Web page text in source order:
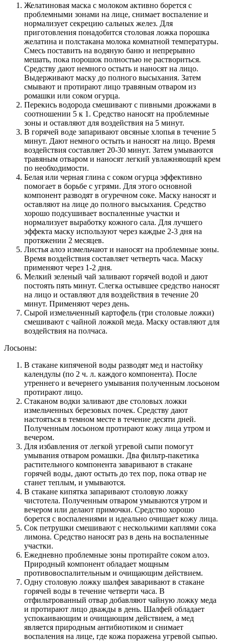
Желатиновая маска с молоком активно борется с
проблемными зонами на лице, снимает воспаление и
нормализует секрецию сальных желез. Для
приготовления понадобится столовая ложка порошка
желатина и полстакана молока комнатной температуры.
Смесь поставить на водяную баню и непрерывно
мешать, пока порошок полностью не раствориться.
Средству дают немного остыть и наносят на лицо.
Выдерживают маску до полного высыхания. Затем
смывают и протирают лицо травяным отваром из
ромашки или соком огурца.
Перекись водорода смешивают с пивными дрожжами в
соотношении 5 к 1. Средство наносят на проблемные
зоны и оставляют для воздействия на 5 минут.
В горячей воде запаривают овсяные хлопья в течение 5
минут. Дают немного остыть и наносят на лицо. Время
воздействия составляет 20-30 минут. Затем умываются
травяным отваром и наносят легкий увлажняющий крем
по необходимости.
Белая или черная глина с соком огурца эффективно
помогает в борьбе с угрями. Для этого основной
компонент разводят в огуречном соке. Маску наносят и
оставляют на лице до полного высыхания. Средство
хорошо подсушивает воспаленные участки и
нормализует выработку кожного сала. Для лучшего
эффекта маску используют через каждые 2-3 дня на
протяжении 2 месяцев.
Листья алоэ измельчают и наносят на проблемные зоны.
Время воздействия составляет четверть часа. Маску
применяют через 1-2 дня.
Мелкий зеленый чай заливают горячей водой и дают
постоять пять минут. Слегка остывшее средство наносят
на лицо и оставляют для воздействия в течение 20
минут. Применяют через день.
Сырой измельченный картофель (три столовые ложки)
смешивают с чайной ложкой меда. Маску оставляют для
воздействия на полчаса.
Лосьоны:
В стакане кипяченой воды разводят мед и настойку
календулы (по 2 ч. л. каждого компонента). После
утреннего и вечернего умывания полученным лосьоном
протирают лицо.
Стаканом водки заливают две столовых ложки
измельченных березовых почек. Средству дают
настояться в темном месте в течение десяти дней.
Полученным лосьоном протирают кожу лица утром и
вечером.
Для избавления от легкой угревой сыпи помогут
умывания отваром ромашки. Два фильтр-пакетика
растительного компонента заваривают в стакане
горячей воды, дают остыть до тех пор, пока отвар не
станет теплым, и умываются.
В стакане кипятка запаривают столовую ложку
чистотела. Полученным отваром умываются утром и
вечером или делают примочки. Средство хорошо
борется с воспалениями и идеально очищает кожу лица.
Сок петрушки смешивают с несколькими каплями сока
лимона. Средство наносят раз в день на воспаленные
участки.
Ежедневно проблемные зоны протирайте соком алоэ.
Природный компонент обладает мощным
противовоспалительным и очищающим действием.
Одну столовую ложку шалфея заваривают в стакане
горячей воды в течение четверти часа. В
отфильтрованный отвар добавляют чайную ложку меда
и протирают лицо дважды в день. Шалфей обладает
успокаивающим и очищающим действием, а мед
является природным антибиотиком и снимает
воспаления на лице, где кожа поражена угревой сыпью.